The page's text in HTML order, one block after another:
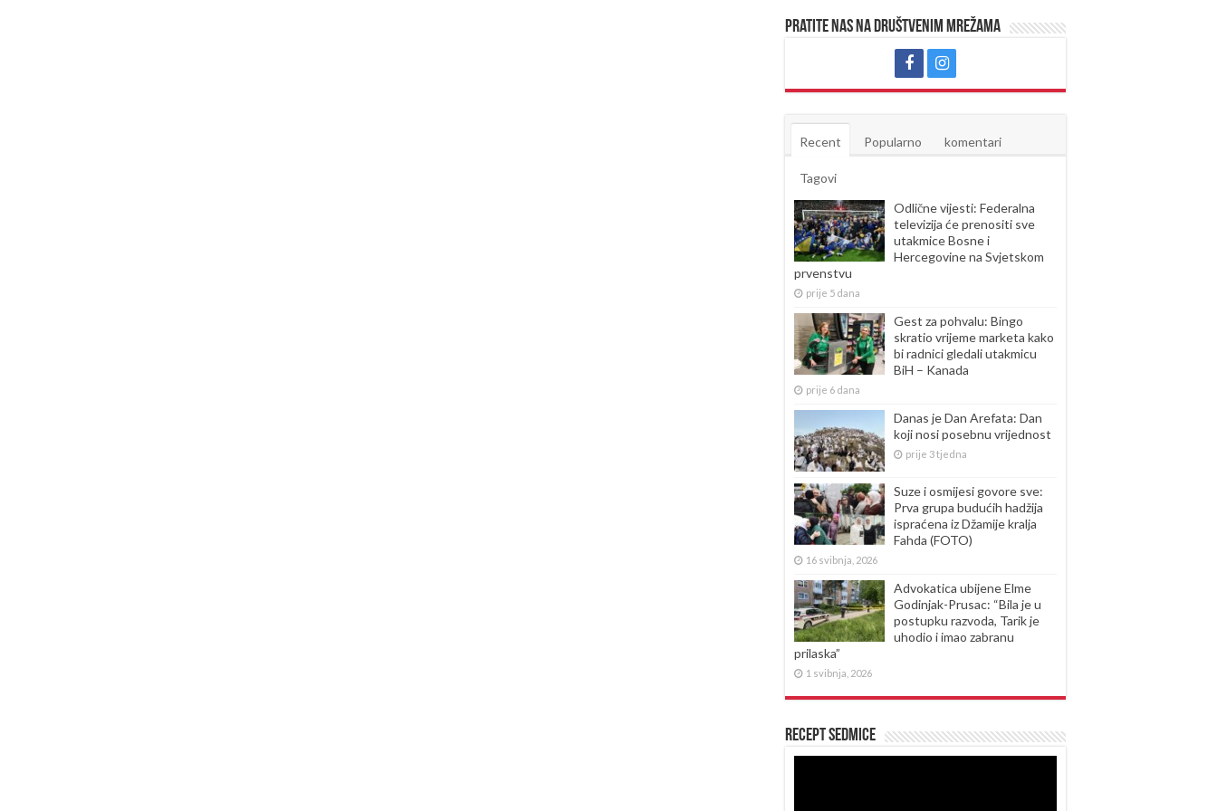
Pratite nas na društvenim mrežama
Recent Popularno komentari
Tagovi
Odlične vijesti: Federalna
televizija će prenositi sve
utakmice Bosne i
Hercegovine na Svjetskom
prvenstvu
prije 5 dana
Gest za pohvalu: Bingo
skratio vrijeme marketa kako
bi radnici gledali utakmicu
BiH – Kanada
prije 6 dana
Danas je Dan Arefata: Dan
koji nosi posebnu vrijednost
prije 3 tjedna
Suze i osmijesi govore sve:
Prva grupa budućih hadžija
ispraćena iz Džamije kralja
Fahda (FOTO)
16 svibnja, 2026
Advokatica ubijene Elme
Godinjak-Prusac: “Bila je u
postupku razvoda, Tarik je
uhodio i imao zabranu
prilaska”
1 svibnja, 2026
Recept sedmice